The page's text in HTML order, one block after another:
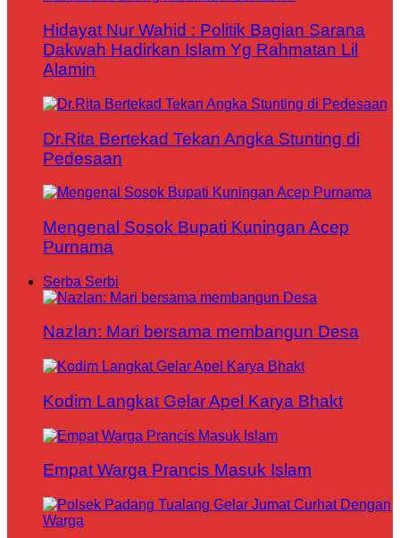
Hidayat Nur Wahid : Politik Bagian Sarana
Dakwah Hadirkan Islam Yg Rahmatan Lil
Alamin
Dr.Rita Bertekad Tekan Angka Stunting di
Pedesaan
Mengenal Sosok Bupati Kuningan Acep
Purnama
Serba Serbi
Nazlan: Mari bersama membangun Desa
Kodim Langkat Gelar Apel Karya Bhakt
Empat Warga Prancis Masuk Islam